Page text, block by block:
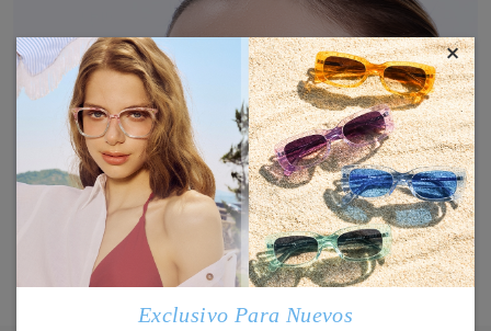
MOSTRAR MÁS
×
Exclusivo Para Nuevos